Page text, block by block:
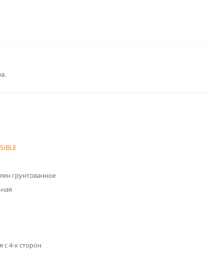
грунтованное
с 4-х сторон